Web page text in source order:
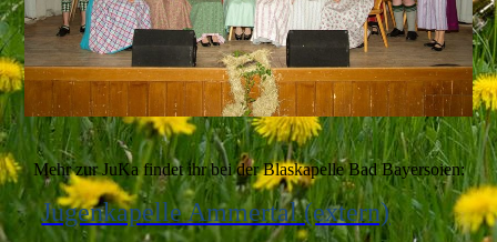
Mehr zur JuKa findet ihr bei der Blaskapelle Bad Bayersoien:
Jugenkapelle Ammertal (extern)